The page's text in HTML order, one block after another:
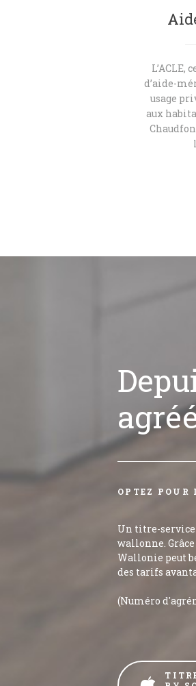
L’ACLE,
d’aide-
usage
aux
OPTEZ POUR
Un titre-service
wallonne.
Wallonie peut
des tarifs
(Numéro